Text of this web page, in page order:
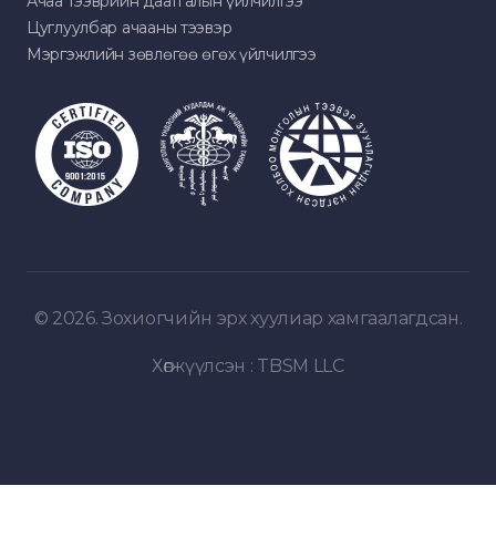
Цуглуулбар ачааны тээвэр
Мэргэжлийн зөвлөгөө өгөх үйлчилгээ
© 2026. Зохиогчийн эрх хуулиар хамгаалагдсан.
Хөгжүүлсэн : TBSM LLC